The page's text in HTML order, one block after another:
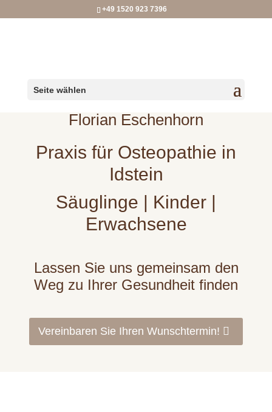
+49 1520 923 7396
Seite wählen
Florian Eschenhorn
Praxis für Osteopathie in
Idstein
Säuglinge | Kinder |
Erwachsene
Lassen Sie uns gemeinsam den
Weg zu Ihrer Gesundheit finden
Vereinbaren Sie Ihren Wunschtermin!